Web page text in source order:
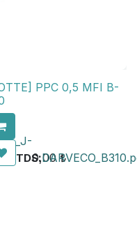
0,00₺
PPC 0,5 MFI B-
TDS: